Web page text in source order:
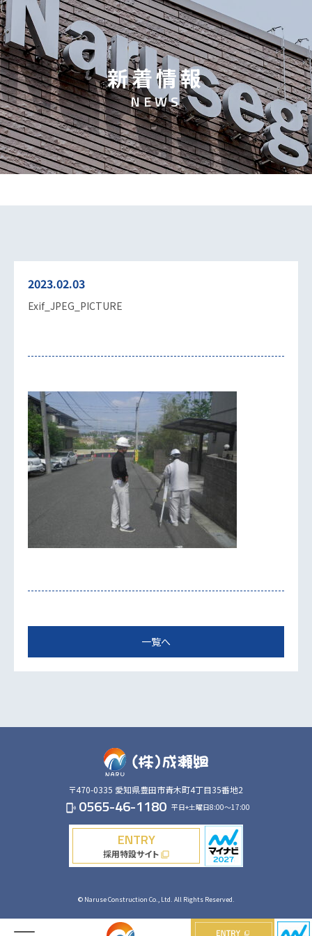
新着情報
NEWS
2023.02.03
Exif_JPEG_PICTURE
一覧へ
〒470-0335 愛知県豊田市青木町4丁目35番地2
phonelink_ring 0565-46-1180 平日+土曜日8:00～17:00
ENTRY
採用特設サイトfilter_none
© Naruse Construction Co., Ltd. All Rights Reserved.